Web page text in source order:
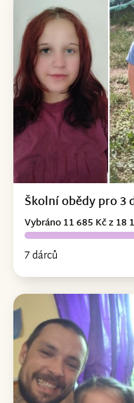
Školní obědy pro 3
7 dárců
Vybráno 11 685 Kč z 18